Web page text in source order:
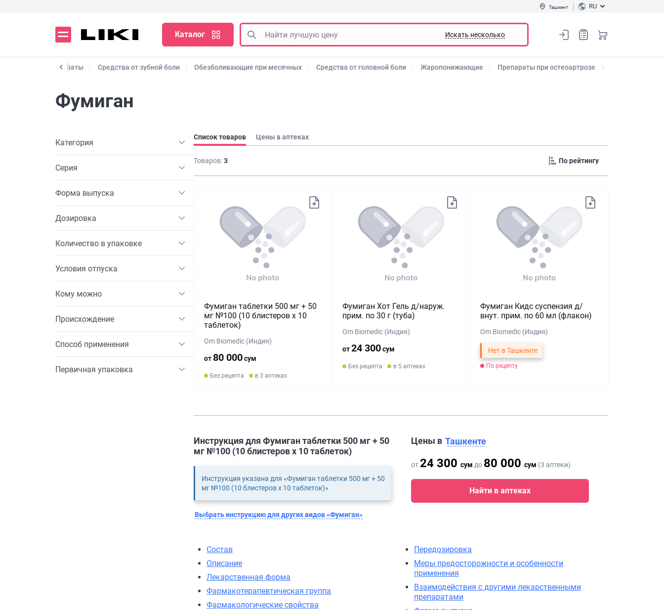
Ташкент RU
Каталог Искать несколько
препараты Средства от зубной боли Обезболивающие при месячных Средства от головной боли Жаропонижающие Препараты при остеоартрозе
Фумиган
Категория
Серия
Форма выпуска
Дозировка
Количество в упаковке
Условия отпуска
Кому можно
Происхождение
Способ применения
Первичная упаковка
Список товаров Цены в аптеках
Товаров:3
Фумиган таблетки 500 мг + 50
мг №100 (10 блистеров х 10
таблеток)
Om Biomedic (Индия)
от 80 000сум
Без рецепта в 3 аптеках
Фумиган Хот Гель д/наруж.
прим. по 30 г (туба)
Om Biomedic (Индия)
от24 300сум
Без рецепта в 5 аптеках
Фумиган Кидс суспензия д/
внут. прим. по 60 мл (флакон)
Om Biomedic (Индия)
Нет в Ташкенте
По рецепту
Цены в Ташкенте
от 24 300 сум до 80 000 сум (3 аптеки)
Найти в аптеках
Инструкция для Фумиган таблетки 500 мг + 50
мг №100 (10 блистеров х 10 таблеток)
Инструкция указана для «Фумиган таблетки 500 мг + 50
мг №100 (10 блистеров х 10 таблеток)»
Выбрать инструкцию для других видов «Фумиган»
Состав
Описание
Лекарственная форма
Фармакотерапевтическая группа
Фармакологические свойства
Передозировка
Меры предосторожности и особенности
применения
Взаимодействия с другими лекарственными
препаратами